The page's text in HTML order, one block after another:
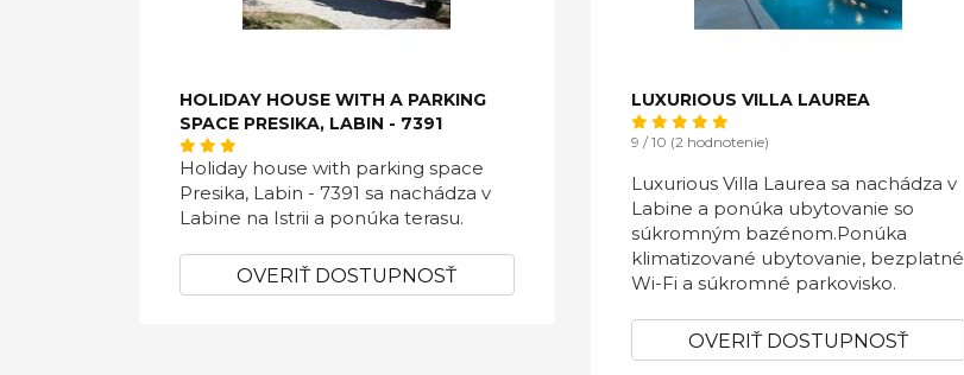
HOLIDAY HOUSE WITH A PARKING
SPACE PRESIKA, LABIN - 7391
Holiday house with parking space
Presika, Labin - 7391 sa nachádza v
Labine na Istrii a ponúka terasu.
OVERIŤ DOSTUPNOSŤ
LUXURIOUS VILLA LAUREA
9 / 10 (2 hodnotenie)
Luxurious Villa Laurea sa nachádza v
Labine a ponúka ubytovanie so
súkromným bazénom.Ponúka
klimatizované ubytovanie, bezplatné
Wi-Fi a súkromné ​​parkovisko.
OVERIŤ DOSTUPNOSŤ